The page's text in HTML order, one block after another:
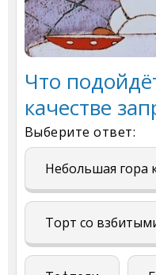
Что
качестве
Выберите ответ:
Небольшая гора
Торт со